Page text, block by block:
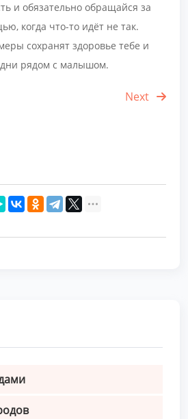
и обязательно обращайся за
когда что-то идёт не так.
сохранят здоровье тебе и
рядом с малышом.
Next